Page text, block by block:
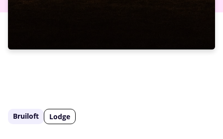
Bruiloft Lodge